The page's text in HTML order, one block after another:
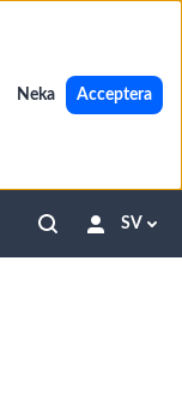
Neka Acceptera
SV